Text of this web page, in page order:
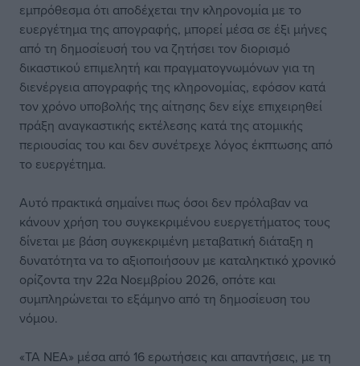
εμπρόθεσμα ότι αποδέχεται την κληρονομία με το
ευεργέτημα της απογραφής, μπορεί μέσα σε έξι μήνες
από τη δημοσίευσή του να ζητήσει τον διορισμό
δικαστικού επιμελητή και πραγματογνωμόνων για τη
διενέργεια απογραφής της κληρονομίας, εφόσον κατά
τον χρόνο υποβολής της αίτησης δεν είχε επιχειρηθεί
πράξη αναγκαστικής εκτέλεσης κατά της ατομικής
περιουσίας του και δεν συνέτρεχε λόγος έκπτωσης από
το ευεργέτημα.
Αυτό πρακτικά σημαίνει πως όσοι δεν πρόλαβαν να
κάνουν χρήση του συγκεκριμένου ευεργετήματος τους
δίνεται με βάση συγκεκριμένη μεταβατική διάταξη η
δυνατότητα να το αξιοποιήσουν με καταληκτικό χρονικό
ορίζοντα την 22α Νοεμβρίου 2026, οπότε και
συμπληρώνεται το εξάμηνο από τη δημοσίευση του
νόμου.
«ΤΑ ΝΕΑ» μέσα από 16 ερωτήσεις και απαντήσεις, με τη